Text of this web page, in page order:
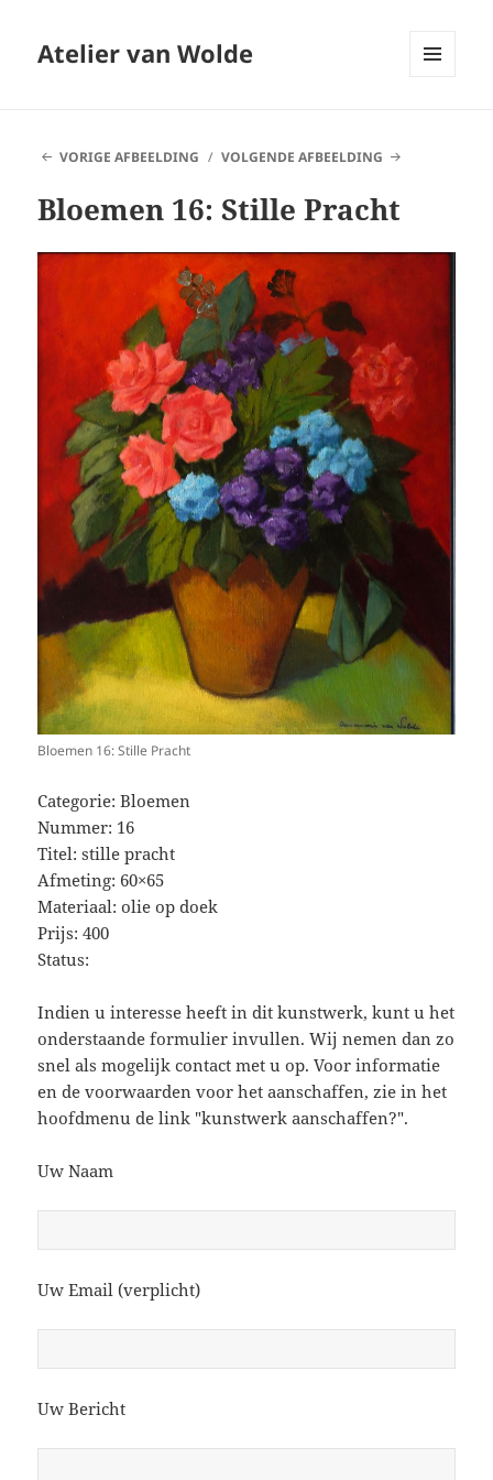
Atelier van Wolde
VORIGE AFBEELDING
VOLGENDE AFBEELDING
Bloemen 16: Stille Pracht
Bloemen 16: Stille Pracht
Categorie: Bloemen
Nummer: 16
Titel: stille pracht
Afmeting: 60×65
Materiaal: olie op doek
Prijs: 400
Status:
Indien u interesse heeft in dit kunstwerk, kunt u het
onderstaande formulier invullen. Wij nemen dan zo
snel als mogelijk contact met u op. Voor informatie
en de voorwaarden voor het aanschaffen, zie in het
hoofdmenu de link "kunstwerk aanschaffen?".
Uw Naam
Uw Email (verplicht)
Uw Bericht